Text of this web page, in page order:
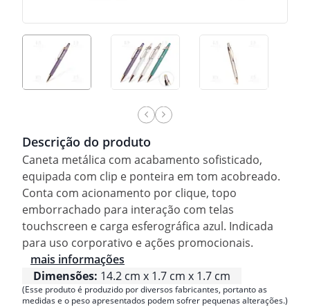
Descrição do produto
Caneta metálica com acabamento sofisticado,
equipada com clip e ponteira em tom acobreado.
Conta com acionamento por clique, topo
emborrachado para interação com telas
touchscreen e carga esferográfica azul. Indicada
para uso corporativo e ações promocionais.
mais informações
Dimensões: 14.2 cm x 1.7 cm x 1.7 cm
(Esse produto é produzido por diversos fabricantes, portanto as
medidas e o peso apresentados podem sofrer pequenas alterações.)